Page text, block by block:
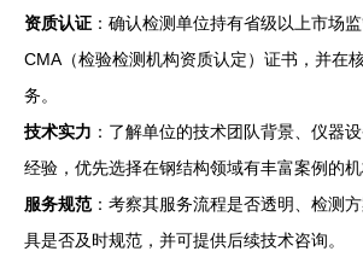
资质认证 ：确认检测单位持有省级以上市场
CMA（检验检测机构资质认定）证书，并在
务。
技术实力 ：了解单位的技术团队背景、仪器
经验，优先选择在钢结构领域有丰富案例的机
服务规范 ：考察其服务流程是否透明、检测
具是否及时规范，并可提供后续技术咨询。